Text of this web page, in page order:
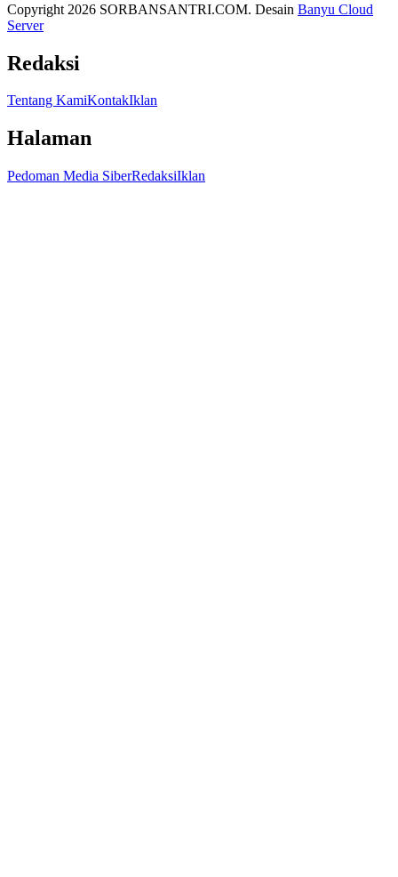
Copyright 2026 SORBANSANTRI.COM. Desain Banyu Cloud
Server
Redaksi
Tentang KamiKontakIklan
Halaman
Pedoman Media SiberRedaksiIklan